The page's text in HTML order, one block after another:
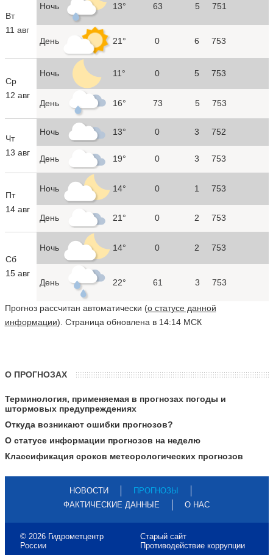
Вт
11 авг
Ночь 13° 63 5 751
День 21° 0 6 753
Ср
12 авг
Ночь 11° 0 5 753
День 16° 73 5 753
Чт
13 авг
Ночь 13° 0 3 752
День 19° 0 3 753
Пт
14 авг
Ночь 14° 0 1 753
День 21° 0 2 753
Сб
15 авг
Ночь 14° 0 2 753
День 22° 61 3 753
Прогноз рассчитан автоматически (о статусе данной
информации). Страница обновлена в 14:14 МСК
О ПРОГНОЗАХ
Терминология, применяемая в прогнозах погоды и
штормовых предупреждениях
Откуда возникают ошибки прогнозов?
О статусе информации прогнозов на неделю
Классификация сроков метеорологических прогнозов
НОВОСТИ
ПРОГНОЗЫ
ФАКТИЧЕСКИЕ ДАННЫЕ
О НАС
© 2026 Гидрометцентр
России
Старый сайт
Противодействие коррупции